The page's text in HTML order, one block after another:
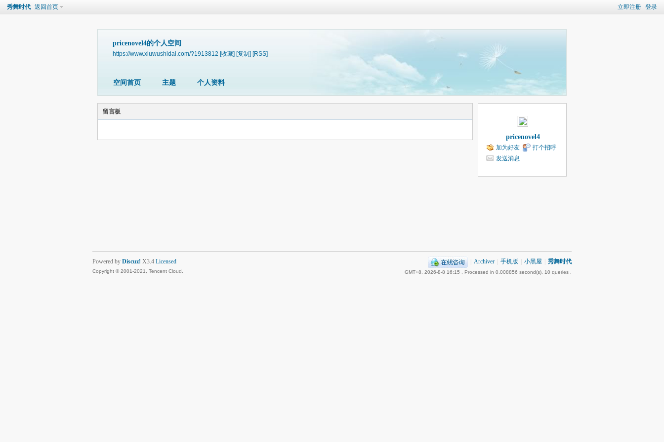
立即注册 登录
秀舞时代 返回首页
pricenovel4的个人空间
https://www.xiuwushidai.com/?1913812 [收藏] [复制] [RSS]
空间首页 主题 个人资料
留言板
pricenovel4
加为好友
打个招呼
发送消息
Archiver 手机版 小黑屋 秀舞时代
GMT+8, 2026-8-8 16:15 , Processed in 0.008856 second(s), 10 queries .
Powered by Discuz! X3.4 Licensed
Copyright © 2001-2021, Tencent Cloud.